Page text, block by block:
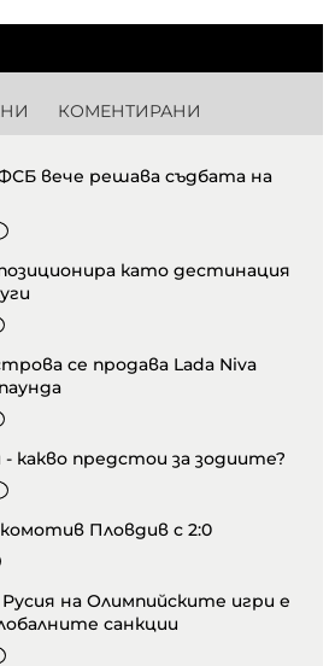
КОМЕНТИРАНИ
вече решава съдбата на
като дестинация
се продава Lada Niva
какво предстои за зодиите?
Пловдив с 2:0
на Олимпийските игри е
санкции